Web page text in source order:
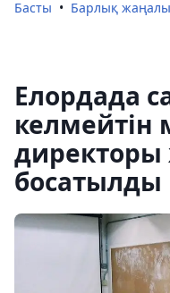
Басты Барлық
Елордада
келмейтін
босатылды